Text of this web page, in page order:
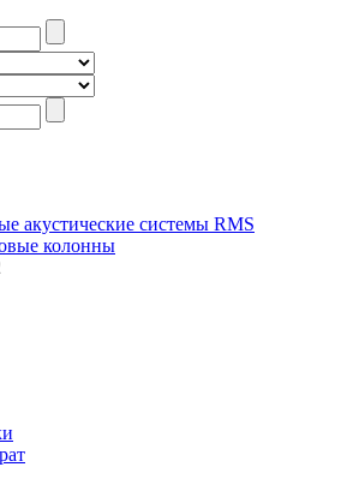
акустические системы RMS
колонны